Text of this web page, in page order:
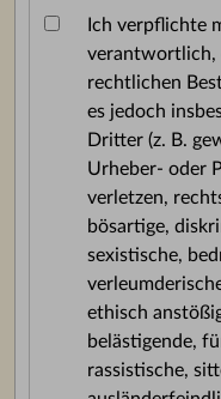
Ich verpflichte
verantwortlich,
rechtlichen
es jedoch
Dritter (z. B.
Urheber- oder
verletzen,
bösartige,
sexistische,
ethisch
belästigende,
rassistische,